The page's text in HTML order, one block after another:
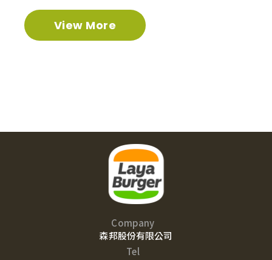
View More
Company
森邦股份有限公司
Tel